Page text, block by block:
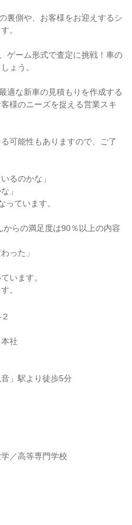
裏側や、お客様をお迎えするシ
。
ゲーム形式で査定に挑戦！車の
ょう。
適な新車の見積もりを作成する
様のニーズを捉える営業スキ
可能性もありますので、ご了
るのかな」
」
っています。
らの満足度は90％以上の内容
った」
います。
。
社
」駅より徒歩5分
／高等専門学校